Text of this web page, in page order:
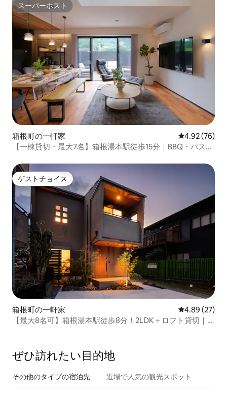
スーパーホスト
スーパーホスト
箱根町の一軒家 レビュー76
4.92 (76)
【一棟貸切・最大7名】箱根湯本駅徒歩15分｜BBQ・バスル
ゲストチョイス
ゲストチョイス
箱根町の一軒家 レビュー27
4.89 (27)
【最大8名可】箱根湯本駅徒歩8分！2LDK＋ロフト貸切｜温
ぜひ訪⁠れ⁠た⁠い目⁠的⁠地
その他のタ⁠イ⁠プ⁠の宿⁠泊⁠先 近場で人気の観光スポット